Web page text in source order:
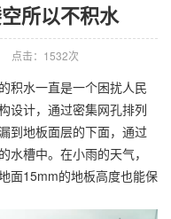
所以不积水
点击：1532次
水一直是一个困扰人民
设计，通过密集网孔排列
到地板面层的下面，通过
槽中。在小雨的天气，
面15mm的地板高度也能保